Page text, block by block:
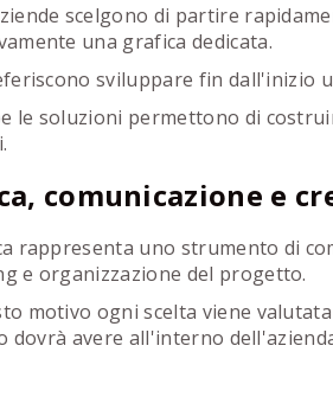
scelgono di partire
una grafica dedicata.
sviluppare fin dall'inizio
le soluzioni permettono di
comunicazione e
rappresenta uno strumento di
e organizzazione del progetto.
motivo ogni scelta viene
dovrà avere all'interno